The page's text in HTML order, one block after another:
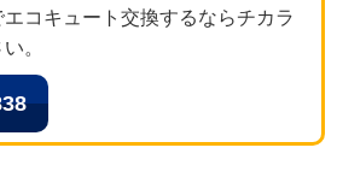
コキュート交換するならチカラ
。